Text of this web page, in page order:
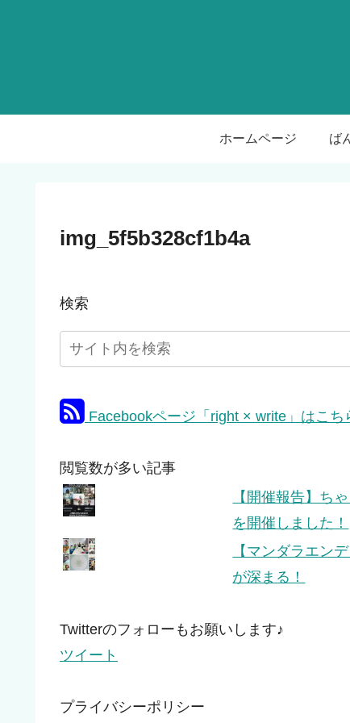
ホームページ
img_5f5b328cf1b4a
検索
Facebookページ「right × write」はこち
閲覧数が多い記事
【開催報告】ち
を開催しました！
【マンダラエン
が深まる！
Twitterのフォローもお願いします♪
ツイート
プライバシーポリシー